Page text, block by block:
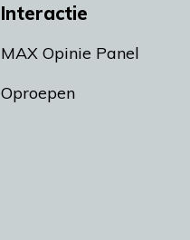
Interactie
MAX Opinie Panel
Oproepen